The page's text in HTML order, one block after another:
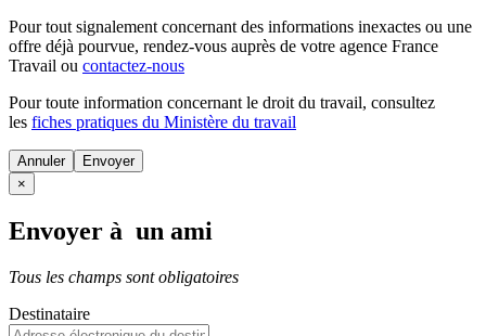
Pour tout signalement concernant des informations inexactes ou une
offre déjà pourvue, rendez-vous auprès de votre agence France
Travail ou contactez-nous
Pour toute information concernant le droit du travail, consultez
les fiches pratiques du Ministère du travail
Annuler
×
Envoyer à un ami
Tous les champs sont obligatoires
Destinataire